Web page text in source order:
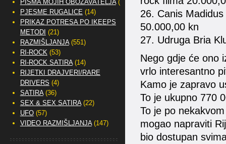
26. Canis
50.000,00 kn
27. Udruga Bria
Nego gdje će ono
vrlo interesantno
Kamo je zapravo
To je ukupno 770
To je po
mogao napraviti
bio dostupan
PISMA MOJIH OBOŽAVATELJA(2)
PJESME RUGALICE (14)
PRIKAZ POTRESA PO IKEEPS
METODI (21)
RAZMIŠLJANJA(551)
RI-ROCK(53)
RI-ROCK SATIRA(14)
RIJETKI DRAJVERI/RARE
DRIVERS (4)
SATIRA(36)
SEX & SEX SATIRA(22)
UFO(57)
VIDEO RAZMIŠLJANJA(147)